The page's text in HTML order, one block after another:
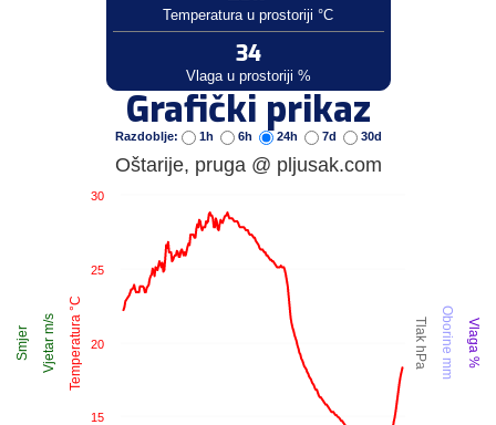
Temperatura u prostoriji °C
34
Vlaga u prostoriji %
Grafički prikaz
Razdoblje: 1h 6h 24h 7d 30d
Temperatura °C
Vjetar m/s Tlak hPa Oborine mm Vlaga %
Smjer
Oštarije, pruga @ pljusak.com
15
20
25
30